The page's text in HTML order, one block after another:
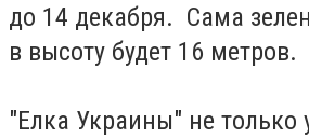
до 14 декабря. Сама
в высоту будет 16 метров.
"Елка Украины" не только